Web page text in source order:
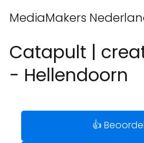
MediaMakers
Catapult |
- Hellendoorn
👍